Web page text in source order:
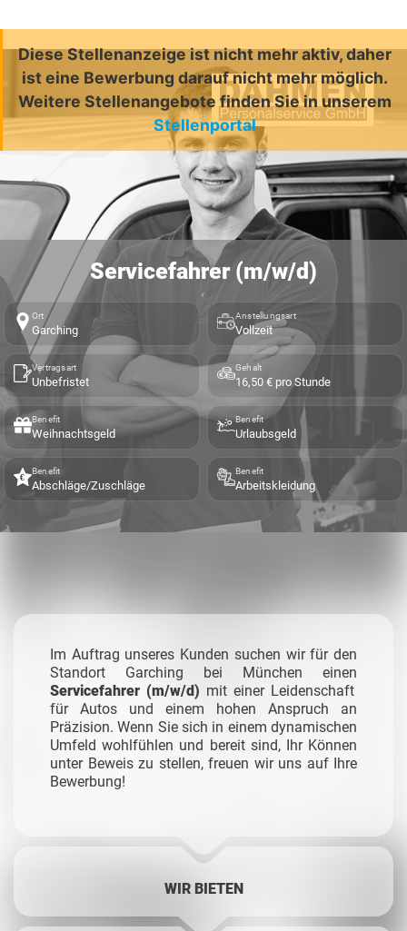
Diese Stellenanzeige ist nicht mehr aktiv, daher
ist eine Bewerbung darauf nicht mehr möglich.
Weitere Stellenangebote finden Sie in unserem
Stellenportal
Servicefahrer (m/w/d)
Ort
Garching
Anstellungsart
Vollzeit
Vertragsart
Unbefristet
Gehalt
16,50 € pro Stunde
Benefit
Weihnachtsgeld
Benefit
Urlaubsgeld
Benefit
Abschläge/Zuschläge
Benefit
Arbeitskleidung
Im Auftrag unseres Kunden suchen wir für den
Standort Garching bei München einen
Servicefahrer (m/w/d) mit einer Leidenschaft
für Autos und einem hohen Anspruch an
Präzision. Wenn Sie sich in einem dynamischen
Umfeld wohlfühlen und bereit sind, Ihr Können
unter Beweis zu stellen, freuen wir uns auf Ihre
Bewerbung!
WIR BIETEN